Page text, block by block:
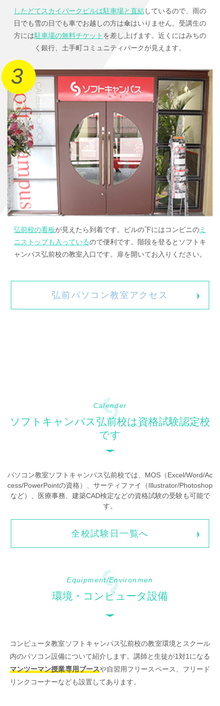
したどてスカイパークビルは駐車場と直結しているので、雨の
日でも雪の日でも車でお越しの方は傘はいりません。受講生の
方には駐車場の無料チケット を差し上げます。近くにはみちの
く銀行、土手町コミュニティパークが見えます。
3
弘前校の看板が見えたら到着です。ビルの下にはコンビニのミ
ニストップも入っているので便利です。階段を登るとソフトキ
ャンパス弘前校の教室入口です。扉を開いてお入りください。
弘前パソコン教室アクセス
Calender
ソフトキャンパス弘前校は資格試験認定校
です
パソコン教室ソフトキャンパス弘前校では、MOS（Excel/Word/Ac
cess/PowerPointの資格）、サーティファイ（Illustrator/Photoshop
など）、医療事務、建築CAD検定などの資格試験の受験も可能で
す。
全校試験日一覧へ
Equipment/Environmen
環境・コンピュータ設備
コンピュータ教室ソフトキャンパス弘前校の教室環境とスクール
内のパソコン設備について紹介します。講師と生徒が1対1になる
マンツーマン授業専用ブースや自習用フリースペース、フリード
リンクコーナーなども設置してあります。